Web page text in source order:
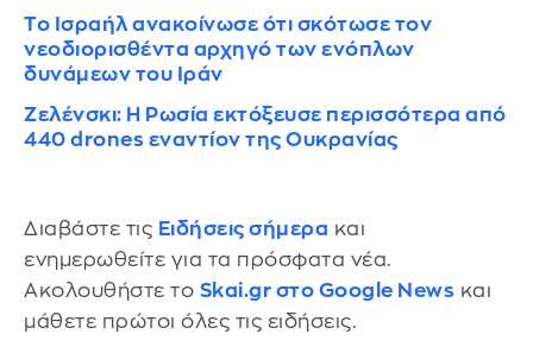
Το Ισραήλ ανακοίνωσε ότι σκότωσε τον
νεοδιορισθέντα αρχηγό των ενόπλων
δυνάμεων του Ιράν
Ζελένσκι: Η Ρωσία εκτόξευσε περισσότερα από
440 drones εναντίον της Ουκρανίας
Διαβάστε τις Ειδήσεις σήμερα και
ενημερωθείτε για τα πρόσφατα νέα.
Ακολουθήστε το Skai.gr στο Google News και
μάθετε πρώτοι όλες τις ειδήσεις.